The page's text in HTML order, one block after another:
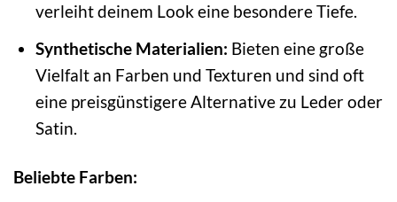
verleiht deinem Look eine besondere Tiefe.
Synthetische Materialien: Bieten eine große
Vielfalt an Farben und Texturen und sind oft
eine preisgünstigere Alternative zu Leder oder
Satin.
Beliebte Farben: